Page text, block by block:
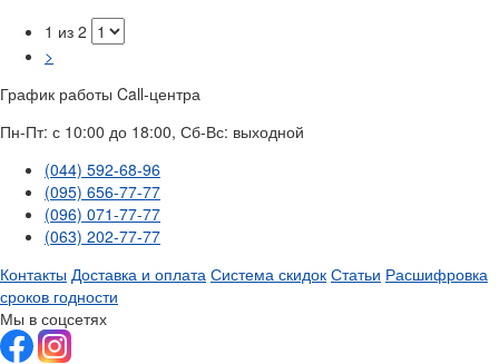
1 из 2
>
График работы Call-центра
Пн-Пт: с 10:00 до 18:00, Сб-Вс: выходной
(044) 592-68-96
(095) 656-77-77
(096) 071-77-77
(063) 202-77-77
Контакты Доставка и оплата Система скидок Статьи Расшифровка
сроков годности
Мы в соцсетях